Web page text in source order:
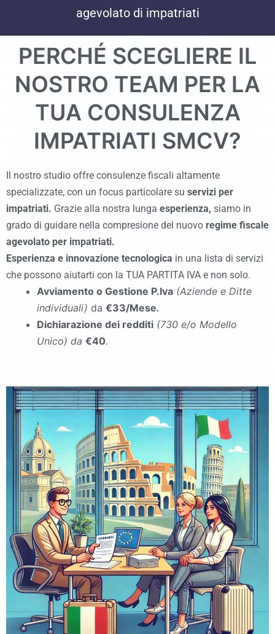
agevolato di impatriati
PERCHÉ SCEGLIERE IL
NOSTRO TEAM PER LA
TUA CONSULENZA
IMPATRIATI SMCV?
Il nostro studio offre consulenze fiscali altamente
specializzate, con un focus particolare su servizi per
impatriati. Grazie alla nostra lunga esperienza, siamo in
grado di guidare nella compresione del nuovo regime fiscale
agevolato per impatriati.
Esperienza e innovazione tecnologica in una lista di servizi
che possono aiutarti con la TUA PARTITA IVA e non solo.
Avviamento o Gestione P.Iva (Aziende e Ditte
individuali) da €33/Mese.
Dichiarazione dei redditi (730 e/o Modello
Unico) da €40.